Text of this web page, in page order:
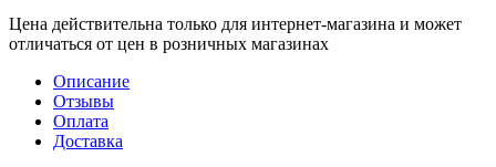
Цена действительна только для интернет-магазина и может
отличаться от цен в розничных магазинах
Описание
Отзывы
Оплата
Доставка